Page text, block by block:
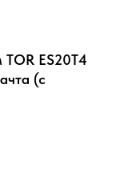
ES20T4
(с